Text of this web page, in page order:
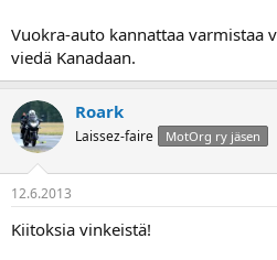
Vuokra-auto kannattaa varmistaa
viedä Kanadaan.
Roark
Laissez-faire MotOrg ry jäsen
12.6.2013
Kiitoksia vinkeistä!